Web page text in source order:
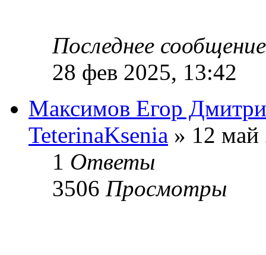
Последнее
28 фев 2025, 13:42
Максимов Егор
TeterinaKsenia » 12 май
1 Ответы
3506 Просмотры